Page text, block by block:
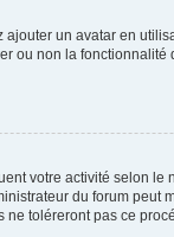
un avatar en
ou non la
votre activité selon
du forum
toléreront pas ce